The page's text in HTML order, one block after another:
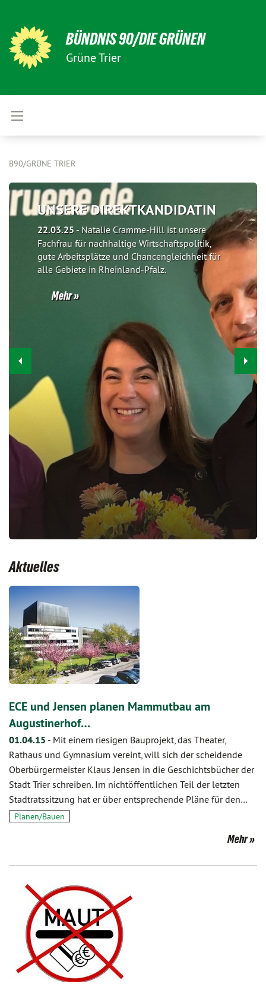
BÜNDNIS 90/DIE GRÜNEN
Grüne Trier
B90/GRÜNE TRIER
UNSERE DIREKTKANDIDATIN
22.03.25 - Natalie Cramme-Hill ist unsere
Fachfrau für nachhaltige Wirtschaftspolitik,
gute Arbeitsplätze und Chancengleichheit für
alle Gebiete in Rheinland-Pfalz.
Mehr
Aktuelles
ECE und Jensen planen Mammutbau am
Augustinerhof…
01.04.15 - Mit einem riesigen Bauprojekt, das Theater,
Rathaus und Gymnasium vereint, will sich der scheidende
Oberbürgermeister Klaus Jensen in die Geschichtsbücher der
Stadt Trier schreiben. Im nichtöffentlichen Teil der letzten
Stadtratssitzung hat er über entsprechende Pläne für den…
Planen/Bauen
Mehr